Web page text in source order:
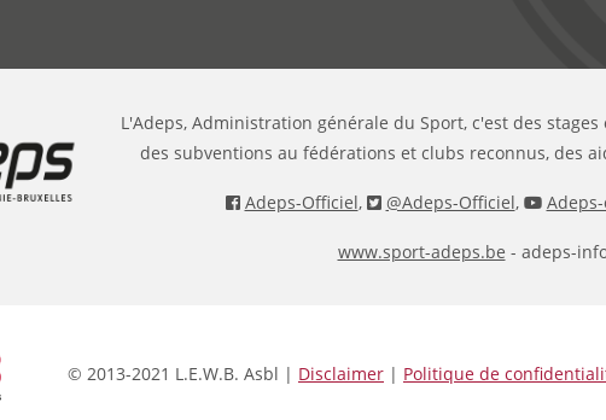
L'Adeps, Administration générale du Sport, c'est des
des subventions au fédérations et clubs reconnus, des
Adeps-Officiel, @Adeps-Officiel,
www.sport-adeps.be - adeps-
© 2013-2021 L.E.W.B. Asbl | Disclaimer | Politique de